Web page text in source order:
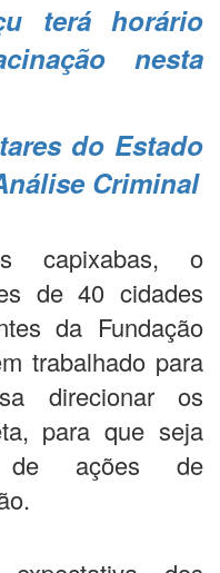
terá horário
nesta
do Estado
Criminal
capixabas, o
de 40 cidades
da Fundação
trabalhado para
direcionar os
para que seja
de ações de